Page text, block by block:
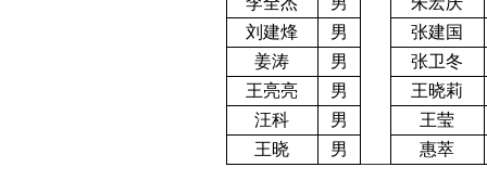
刘建烽
男
张建国
姜涛
男
张卫冬
王亮亮
男
王晓莉
汪科
男
王莹
王晓
男 惠萃